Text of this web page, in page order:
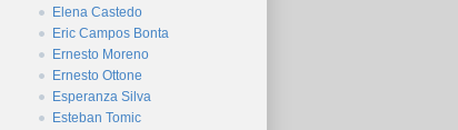
Elena Castedo
Eric Campos Bonta
Ernesto Moreno
Ernesto Ottone
Esperanza Silva
Esteban Tomic